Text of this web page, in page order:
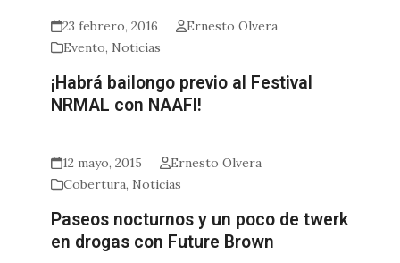
23 febrero, 2016
Ernesto Olvera
Evento, Noticias
¡Habrá bailongo previo al Festival
NRMAL con NAAFI!
12 mayo, 2015
Ernesto Olvera
Cobertura, Noticias
Paseos nocturnos y un poco de twerk
en drogas con Future Brown